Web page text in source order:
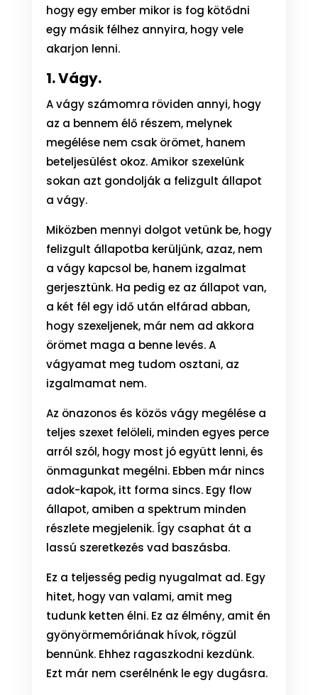
hogy egy ember mikor is fog kötődni
egy másik félhez annyira, hogy vele
akarjon lenni.
1. Vágy.
A vágy számomra röviden annyi, hogy
az a bennem élő részem, melynek
megélése nem csak örömet, hanem
beteljesülést okoz. Amikor szexelünk
sokan azt gondolják a felizgult állapot
a vágy.
Miközben mennyi dolgot vetünk be, hogy
felizgult állapotba kerüljünk, azaz, nem
a vágy kapcsol be, hanem izgalmat
gerjesztünk. Ha pedig ez az állapot van,
a két fél egy idő után elfárad abban,
hogy szexeljenek, már nem ad akkora
örömet maga a benne levés. A
vágyamat meg tudom osztani, az
izgalmamat nem.
Az önazonos és közös vágy megélése a
teljes szexet felöleli, minden egyes perce
arról szól, hogy most jó együtt lenni, és
önmagunkat megélni. Ebben már nincs
adok-kapok, itt forma sincs. Egy flow
állapot, amiben a spektrum minden
részlete megjelenik. Így csaphat át a
lassú szeretkezés vad baszásba.
Ez a teljesség pedig nyugalmat ad. Egy
hitet, hogy van valami, amit meg
tudunk ketten élni. Ez az élmény, amit én
gyönyörmemóriának hívok, rögzül
bennünk. Ehhez ragaszkodni kezdünk.
Ezt már nem cserélnénk le egy dugásra.